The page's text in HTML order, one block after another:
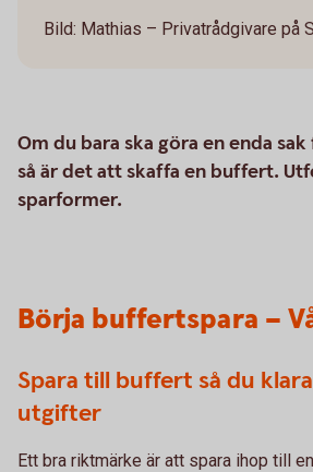
Bild: Mathias – Privatrådgivare på
Om du bara ska göra en enda
så är det att skaffa en buffert.
sparformer.
Börja buffertspara –
Spara till buffert så du
utgifter
Ett bra riktmärke är att spara ihop till